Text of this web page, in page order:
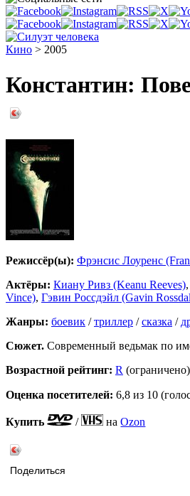
Кино > 2005
Константин:
Режиссёр(ы): Фрэнсис Лоуренс
Актёры: Киану Ривз (Keanu Reeves),
Vince), Гэвин Россдэйл (Gavin
Жанры: боевик /триллер /сказка /
Сюжет. Современный ведьмак по
Возрастной рейтинг: R (ограничено)
Оценка посетителей: 6,8 из 10
Купить / наOzon
Поделиться